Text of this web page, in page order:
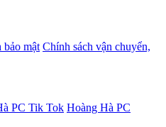
bảo mật Chính sách vận chuyển,
PC Tik Tok Hoàng Hà PC